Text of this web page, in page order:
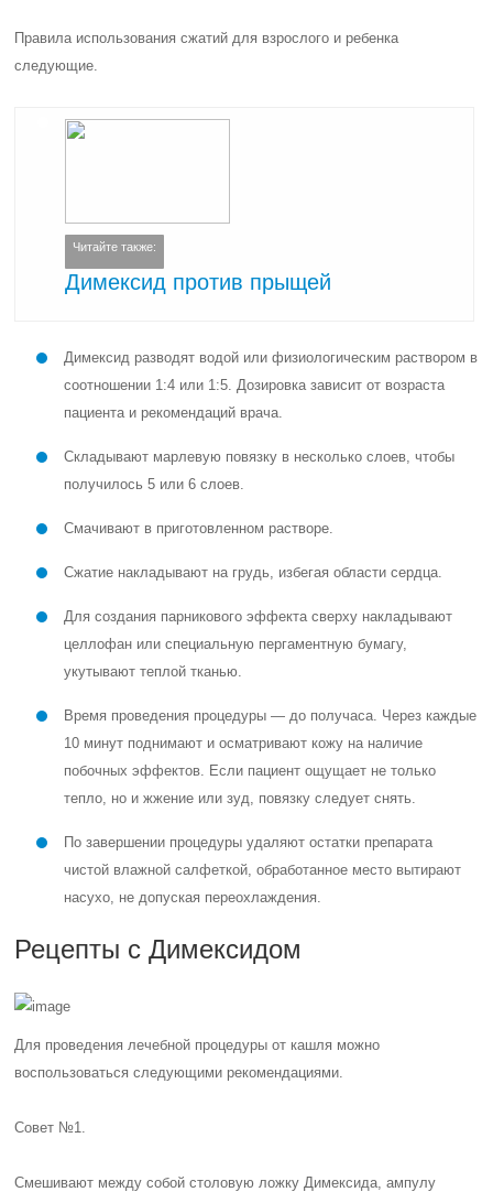
Правила использования сжатий для взрослого и ребенка
следующие.
Читайте также:
Димексид против прыщей
Димексид разводят водой или физиологическим раствором в
соотношении 1:4 или 1:5. Дозировка зависит от возраста
пациента и рекомендаций врача.
Складывают марлевую повязку в несколько слоев, чтобы
получилось 5 или 6 слоев.
Смачивают в приготовленном растворе.
Сжатие накладывают на грудь, избегая области сердца.
Для создания парникового эффекта сверху накладывают
целлофан или специальную пергаментную бумагу,
укутывают теплой тканью.
Время проведения процедуры — до получаса. Через каждые
10 минут поднимают и осматривают кожу на наличие
побочных эффектов. Если пациент ощущает не только
тепло, но и жжение или зуд, повязку следует снять.
По завершении процедуры удаляют остатки препарата
чистой влажной салфеткой, обработанное место вытирают
насухо, не допуская переохлаждения.
Рецепты с Димексидом
Для проведения лечебной процедуры от кашля можно
воспользоваться следующими рекомендациями.
Совет №1.
Смешивают между собой столовую ложку Димексида, ампулу